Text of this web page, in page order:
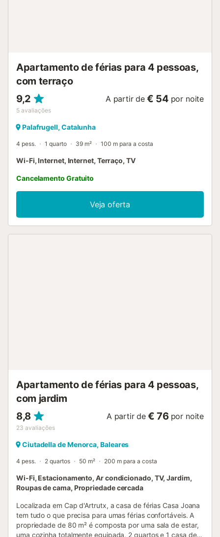
Apartamento de férias para 4 pessoas,
com terraço
9,2
5 avaliações
A partir de € 54 por noite
Palafrugell, Catalunha
4 pess. 1 quarto 39 m² 100 m para a costa
Wi-Fi, Internet, Internet, Terraço, TV
Cancelamento Gratuito
Veja oferta
Apartamento de férias para 4 pessoas,
com jardim
8,8
23 avaliações
A partir de € 76 por noite
Ciutadella de Menorca, Baleares
4 pess. 2 quartos 50 m² 200 m para a costa
Wi-Fi, Estacionamento, Ar condicionado, TV, Jardim,
Roupas de cama, Propriedade cercada
Localizada em Cap d'Artrutx, a casa de férias Casa Joana
tem tudo o que precisa para umas férias confortáveis. A
propriedade de 80 m² é composta por uma sala de estar,
uma cozinha totalmente equipada, 2 quartos e 1 casa de